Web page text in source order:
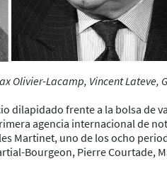
Lacamp, Vincent Lateve,
dilapidado frente a la bolsa
agencia internacional de
Martinet, uno de los ocho
Bourgeon, Pierre Courtade,